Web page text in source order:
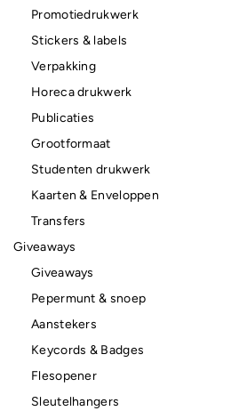
Promotiedrukwerk
Stickers & labels
Verpakking
Horeca drukwerk
Publicaties
Grootformaat
Studenten drukwerk
Kaarten & Enveloppen
Transfers
Giveaways
Giveaways
Pepermunt & snoep
Aanstekers
Keycords & Badges
Flesopener
Sleutelhangers